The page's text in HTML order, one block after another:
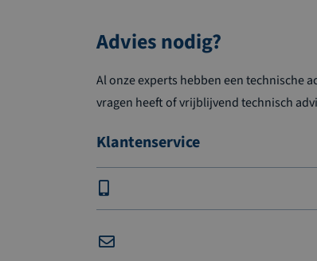
Advies nodig?
Al onze experts hebben een technische
vragen heeft of vrijblijvend technisch
Klantenservice